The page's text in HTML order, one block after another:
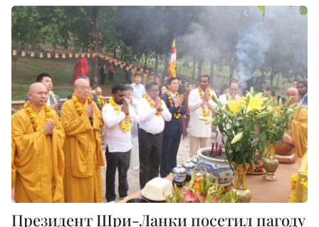
Президент Шри-Ланки посетил пагоду